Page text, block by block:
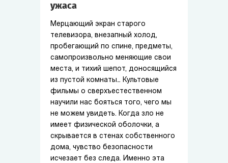
ужаса
Мерцающий экран старого
телевизора, внезапный холод,
пробегающий по спине, предметы,
самопроизвольно меняющие свои
места, и тихий шепот, доносящийся
из пустой комнаты… Культовые
фильмы о сверхъестественном
научили нас бояться того, чего мы
не можем увидеть. Когда зло не
имеет физической оболочки, а
скрывается в стенах собственного
дома, чувство безопасности
исчезает без следа. Именно эта